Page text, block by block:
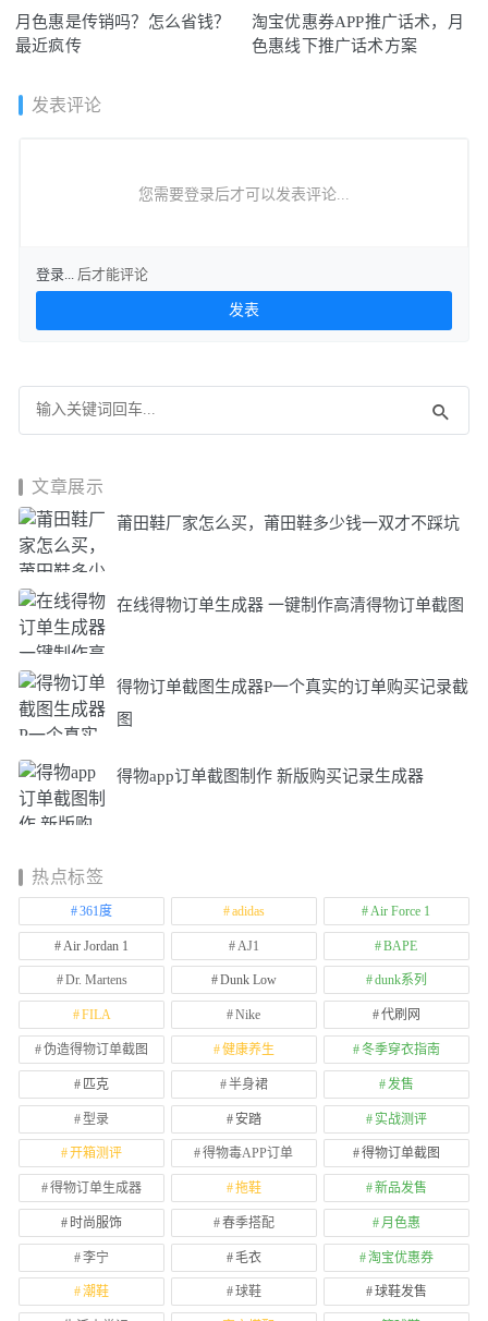
月色惠是传销吗？怎么省钱？
最近疯传
淘宝优惠券APP推广话术，月
色惠线下推广话术方案
发表评论
您需要登录后才可以发表评论...
登录... 后才能评论
文章展示
莆田鞋厂家怎么买，莆田鞋多少钱一双才不踩坑
在线得物订单生成器 一键制作高清得物订单截图
得物订单截图生成器P一个真实的订单购买记录截
图
得物app订单截图制作 新版购买记录生成器
热点标签
361度 adidas Air Force 1
Air Jordan 1 AJ1 BAPE
Dr. Martens Dunk Low dunk系列
FILA Nike 代刷网
伪造得物订单截图 健康养生 冬季穿衣指南
匹克 半身裙 发售
型录 安踏 实战测评
开箱测评 得物毒APP订单 得物订单截图
得物订单生成器 拖鞋 新品发售
时尚服饰 春季搭配 月色惠
李宁 毛衣 淘宝优惠券
潮鞋 球鞋 球鞋发售